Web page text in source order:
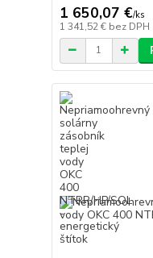
1 650,07 €/ks
1 341,52 € bez DPH